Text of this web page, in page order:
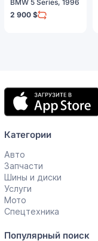
BMW 5 Series, 1996
2 900 $
Мобильное
приложение
Категории
Авто
Запчасти
Шины и диски
Услуги
Мото
Спецтехника
Популярный поиск